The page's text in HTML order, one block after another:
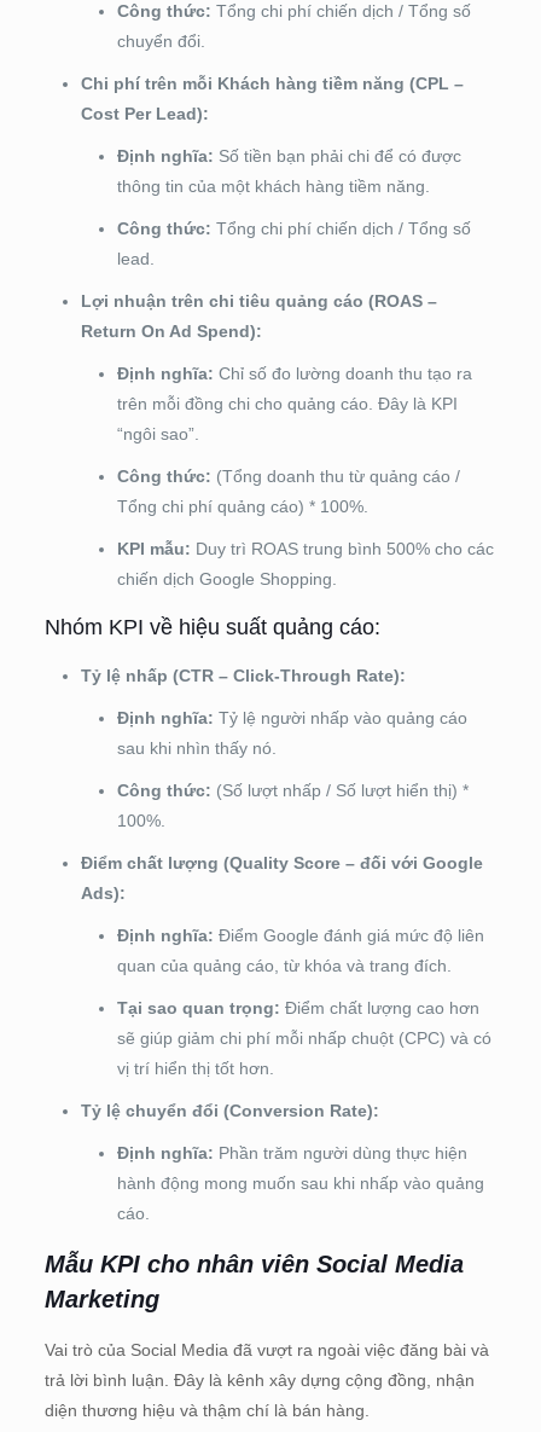
Công thức: Tổng chi phí chiến dịch / Tổng số
chuyển đổi.
Chi phí trên mỗi Khách hàng tiềm năng (CPL –
Cost Per Lead):
Định nghĩa: Số tiền bạn phải chi để có được
thông tin của một khách hàng tiềm năng.
Công thức: Tổng chi phí chiến dịch / Tổng số
lead.
Lợi nhuận trên chi tiêu quảng cáo (ROAS –
Return On Ad Spend):
Định nghĩa: Chỉ số đo lường doanh thu tạo ra
trên mỗi đồng chi cho quảng cáo. Đây là KPI
“ngôi sao”.
Công thức: (Tổng doanh thu từ quảng cáo /
Tổng chi phí quảng cáo) * 100%.
KPI mẫu: Duy trì ROAS trung bình 500% cho các
chiến dịch Google Shopping.
Nhóm KPI về hiệu suất quảng cáo:
Tỷ lệ nhấp (CTR – Click-Through Rate):
Định nghĩa: Tỷ lệ người nhấp vào quảng cáo
sau khi nhìn thấy nó.
Công thức: (Số lượt nhấp / Số lượt hiển thị) *
100%.
Điểm chất lượng (Quality Score – đối với Google
Ads):
Định nghĩa: Điểm Google đánh giá mức độ liên
quan của quảng cáo, từ khóa và trang đích.
Tại sao quan trọng: Điểm chất lượng cao hơn
sẽ giúp giảm chi phí mỗi nhấp chuột (CPC) và có
vị trí hiển thị tốt hơn.
Tỷ lệ chuyển đổi (Conversion Rate):
Định nghĩa: Phần trăm người dùng thực hiện
hành động mong muốn sau khi nhấp vào quảng
cáo.
Mẫu KPI cho nhân viên Social Media
Marketing
Vai trò của Social Media đã vượt ra ngoài việc đăng bài và
trả lời bình luận. Đây là kênh xây dựng cộng đồng, nhận
diện thương hiệu và thậm chí là bán hàng.